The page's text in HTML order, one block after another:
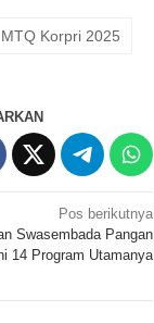
MTQ Korpri 2025
Pos berikutnya
Swasembada Pangan
14 Program Utamanya